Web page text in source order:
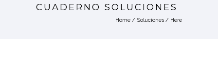
CUADERNO SOLUCIONES
Home / Soluciones / Here